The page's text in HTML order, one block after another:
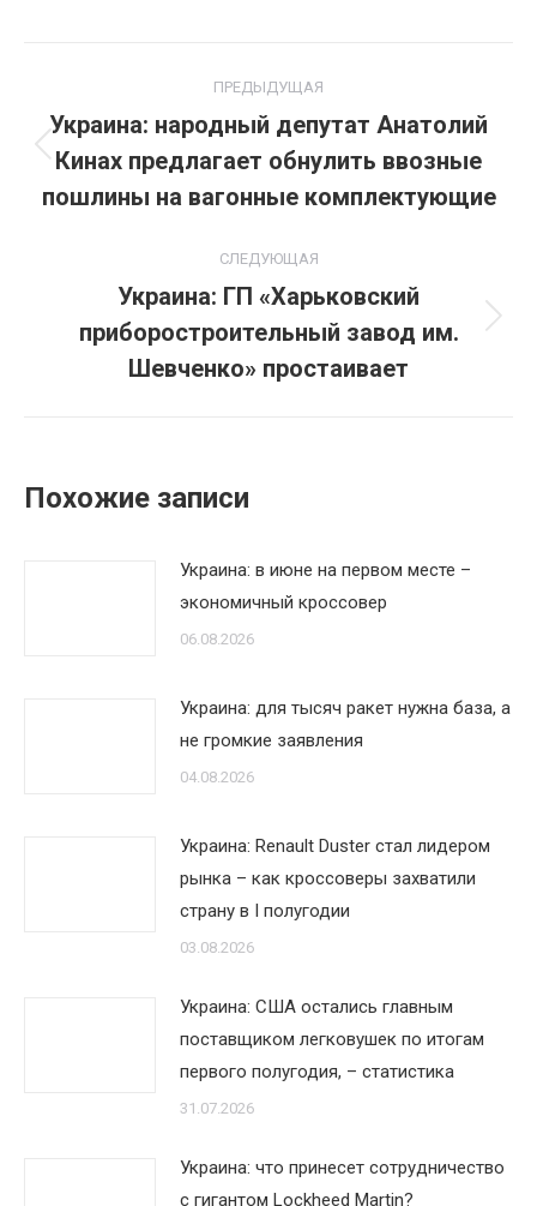
по
записям
ПРЕДЫДУЩАЯ
Предыдущая
запись:
Украина: народный депутат Анатолий
Кинах предлагает обнулить ввозные
пошлины на вагонные комплектующие
СЛЕДУЮЩАЯ
Следующая
запись:
Украина: ГП «Харьковский
приборостроительный завод им.
Шевченко» простаивает
Похожие записи
Украина: в июне на первом месте –
экономичный кроссовер
06.08.2026
Украина: для тысяч ракет нужна база, а
не громкие заявления
04.08.2026
Украина: Renault Duster стал лидером
рынка – как кроссоверы захватили
страну в I полугодии
03.08.2026
Украина: США остались главным
поставщиком легковушек по итогам
первого полугодия, – статистика
31.07.2026
Украина: что принесет сотрудничество
с гигантом Lockheed Martin?